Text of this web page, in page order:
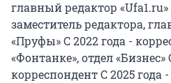
главный редактор «Ufa1.ru»
заместитель редактора,
«Пруфы» С 2022 года -
«Фонтанке», отдел
корреспондент С 2025 года